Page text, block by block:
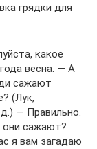
грядки для
какое
весна. — А
сажают
(Лук,
д.) — Правильно.
они сажают?
я вам загадаю